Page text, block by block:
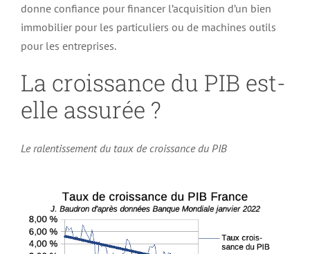
donne confiance pour financer l’acquisition d’un bien
immobilier pour les particuliers ou de machines outils
pour les entreprises.
La croissance du PIB est-
elle assurée ?
Le ralentissement du taux de croissance du PIB